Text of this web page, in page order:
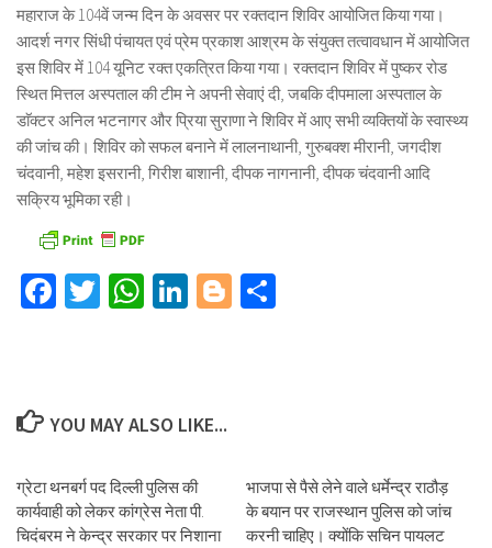
महाराज के 104वें जन्म दिन के अवसर पर रक्तदान शिविर आयोजित किया गया।
आदर्श नगर सिंधी पंचायत एवं प्रेम प्रकाश आश्रम के संयुक्त तत्वावधान में आयोजित
इस शिविर में 104 यूनिट रक्त एकत्रित किया गया। रक्तदान शिविर में पुष्कर रोड
स्थित मित्तल अस्पताल की टीम ने अपनी सेवाएं दी, जबकि दीपमाला अस्पताल के
डाॅक्टर अनिल भटनागर और प्रिया सुराणा ने शिविर में आए सभी व्यक्तियों के स्वास्थ्य
की जांच की। शिविर को सफल बनाने में लालनाथानी, गुरुबक्श मीरानी, जगदीश
चंदवानी, महेश इसरानी, गिरीश बाशानी, दीपक नागनानी, दीपक चंदवानी आदि
सक्रिय भूमिका रही।
Facebook
TwitterWhatsApp
LinkedIn
Blogger
YOU MAY ALSO LIKE...
ग्रेटा थनबर्ग पद दिल्ली पुलिस की
कार्यवाही को लेकर कांग्रेस नेता पी.
चिदंबरम ने केन्द्र सरकार पर निशाना
भाजपा से पैसे लेने वाले धर्मेन्द्र राठौड़
के बयान पर राजस्थान पुलिस को जांच
करनी चाहिए। क्योंकि सचिन पायलट